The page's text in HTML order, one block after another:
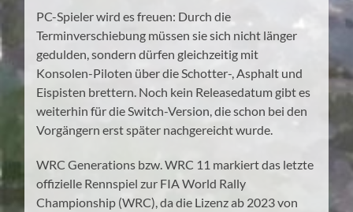
PC-Spieler wird es freuen: Durch die
Terminverschiebung müssen sie sich nicht länger
gedulden, sondern dürfen gleichzeitig mit
Konsolen-Piloten über die Schotter-, Asphalt und
Eispisten brettern. Noch kein Releasedatum gibt es
weiterhin für die Switch-Version, die schon bei den
Vorgängern erst später nachgereicht wurde.
WRC Generations bzw. WRC 11 markiert das letzte
offizielle Rennspiel zur FIA World Rally
Championship (WRC), da die Lizenz ab 2023 von